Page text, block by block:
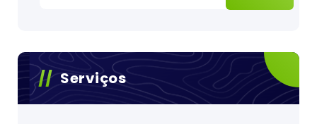
Serviços